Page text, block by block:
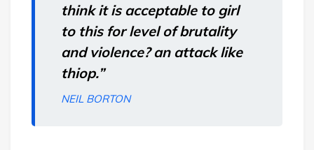
think it is acceptable to girl
to this for level of brutality
and violence? an attack like
thiop.”
NEIL BORTON